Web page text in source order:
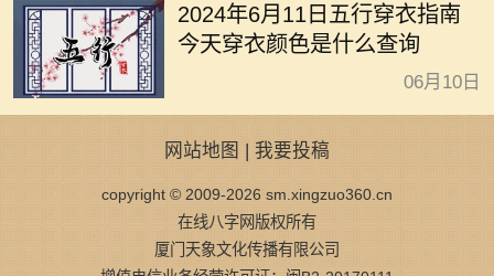
2024年6月11日五行穿衣指南
今天穿衣颜色是什么查询
06月10日
网站地图 | 我要投稿
copyright © 2009-2026 sm.xingzuo360.cn
在线八字网版权所有
厦门天象文化传播有限公司